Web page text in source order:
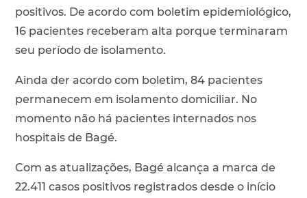
positivos. De acordo com boletim epidemiológico,
16 pacientes receberam alta porque terminaram
seu período de isolamento.
Ainda der acordo com boletim, 84 pacientes
permanecem em isolamento domiciliar. No
momento não há pacientes internados nos
hospitais de Bagé.
Com as atualizações, Bagé alcança a marca de
22.411 casos positivos registrados desde o início